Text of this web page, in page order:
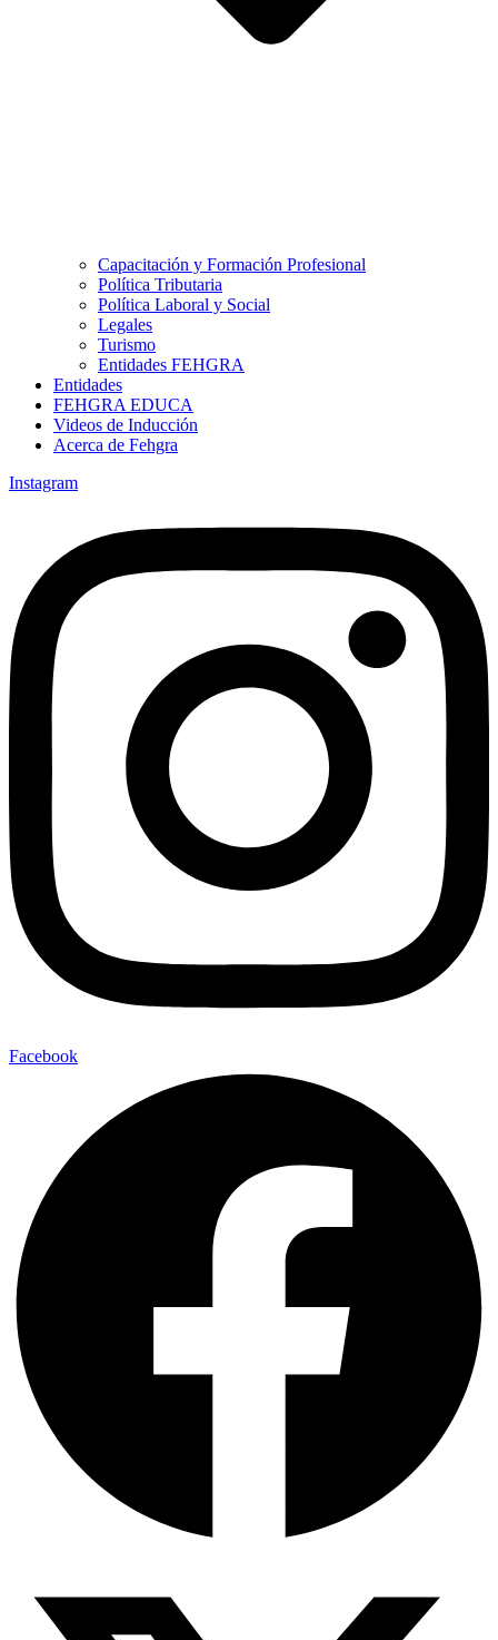
Capacitación y Formación Profesional
Política Tributaria
Política Laboral y Social
Legales
Turismo
Entidades FEHGRA
Entidades
FEHGRA EDUCA
Videos de Inducción
Acerca de Fehgra
Instagram
Facebook